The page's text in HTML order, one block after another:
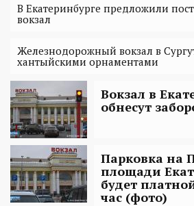
В Екатеринбурге предложили
вокзал
Железнодорожный вокзал в
хантыйскими орнаментами
Вокзал в
обнесут
Парковка на
площади
будет
час (фото)